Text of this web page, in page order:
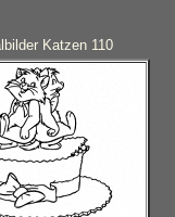
Katzen 110